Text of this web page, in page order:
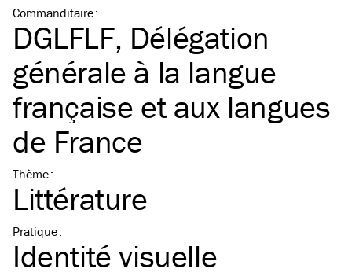
Commanditaire:
DGLFLF, Délégation
générale à la langue
française et aux langues
de France
Thème:
Littérature
Pratique:
Identité visuelle